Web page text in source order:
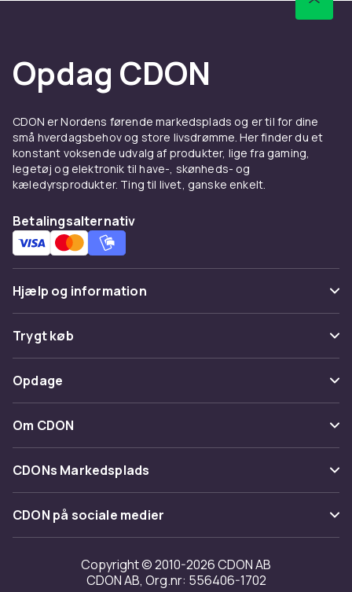
Opdag CDON
CDON er Nordens førende markedsplads og er til for dine
små hverdagsbehov og store livsdrømme. Her finder du et
konstant voksende udvalg af produkter, lige fra gaming,
legetøj og elektronik til have-, skønheds- og
kæledyrsprodukter. Ting til livet, ganske enkelt.
Betalingsalternativ
Hjælp og information
Ofte stillede spørgsmål
Spor pakke
Fortryd & returner her
Kontakt os
Trygt køb
Betaling
Levering
Tilbagekaldelser
Opdage
Kategorier
Maerke
Om CDON
Om os
Kundeanmeldelser
Arbejd på CDON
Investor relations
CDONs Markedsplads
Merchant Help Center
CDON på sociale medier
Copyright © 2010-2026 CDON AB
CDON AB, Org.nr: 556406-1702